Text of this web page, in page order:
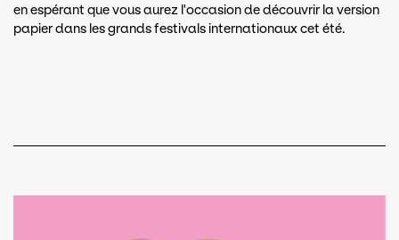
en espérant que vous aurez l'occasion de découvrir la version
papier dans les grands festivals internationaux cet été.